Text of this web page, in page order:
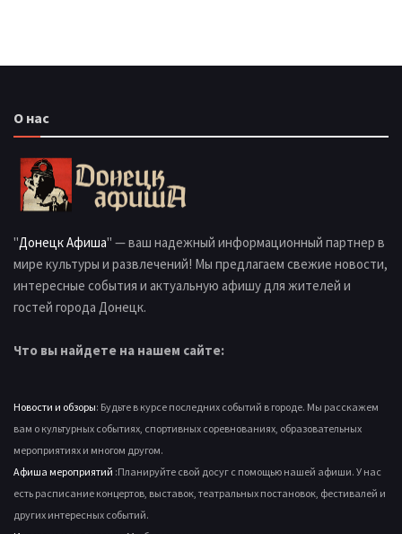
О нас
"Донецк Афиша" — ваш надежный информационный партнер в
мире культуры и развлечений! Мы предлагаем свежие новости,
интересные события и актуальную афишу для жителей и
гостей города Донецк.
Что вы найдете на нашем сайте:
Новости и обзоры: Будьте в курсе последних событий в городе. Мы расскажем
вам о культурных событиях, спортивных соревнованиях, образовательных
мероприятиях и многом другом.
Афиша мероприятий :Планируйте свой досуг с помощью нашей афиши. У нас
есть расписание концертов, выставок, театральных постановок, фестивалей и
других интересных событий.